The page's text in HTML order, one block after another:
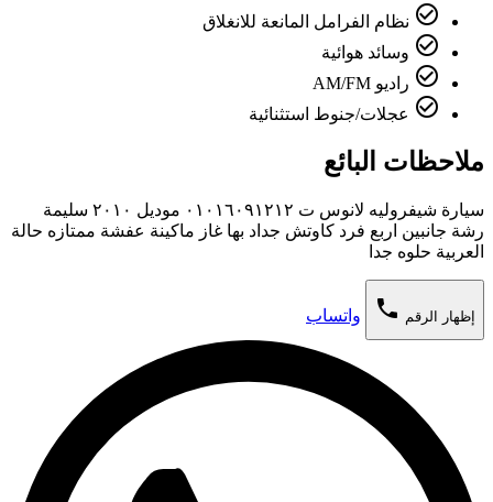
check_circle_outline نظام الفرامل المانعة للانغلاق
check_circle_outline وسائد هوائية
check_circle_outline راديو AM/FM
check_circle_outline عجلات/جنوط استثنائية
ملاحظات البائع
سيارة شيفروليه لانوس ت ٠١٠١٦٠٩١٢١٢ موديل ٢٠١٠ سليمة
رشة جانبين اربع فرد كاوتش جداد بها غاز ماكينة عفشة ممتازه حالة
العربية حلوه جدا
إظهار الرقم phone واتساب